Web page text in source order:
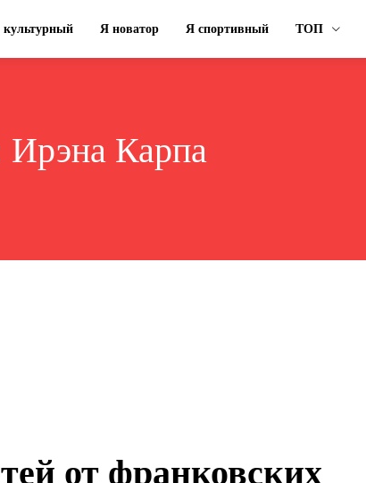
культурный Я новатор Я спортивный ТОП
Ирэна Карпа
от франковских